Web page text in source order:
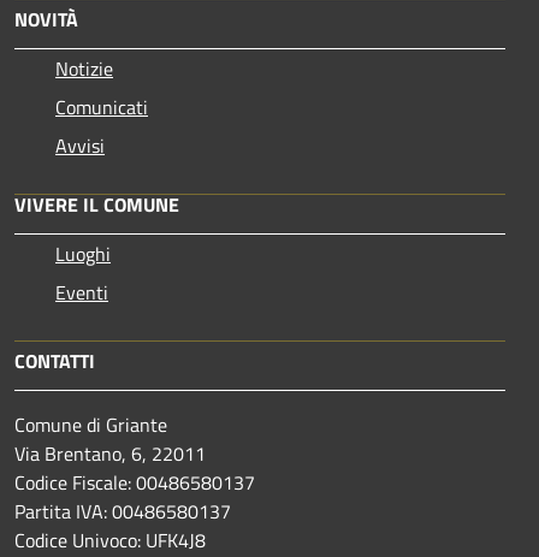
NOVITÀ
Notizie
Comunicati
Avvisi
VIVERE IL COMUNE
Luoghi
Eventi
CONTATTI
Comune di Griante
Via Brentano, 6, 22011
Codice Fiscale: 00486580137
Partita IVA: 00486580137
Codice Univoco: UFK4J8